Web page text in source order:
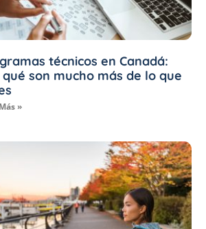
técnicos en Canadá:
son mucho más de lo que
»